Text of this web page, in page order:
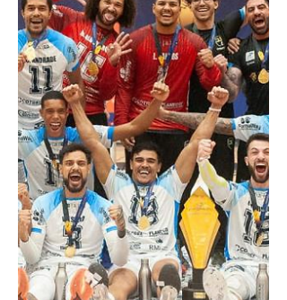
como a "Libertadores do Handebol") que
será disputado entre os dias 21 a 27 de
junho, em Assunção. O campeão do
Campeonato Sul-Centro Americano (SCA)
de Clubes de Handebol garante a
classificação direta para o Mundial de
Clubes da IHF (historicamente conhecido
como Super Globe). Com nove títulos
conquistado na competição, a equipe
dirigida po